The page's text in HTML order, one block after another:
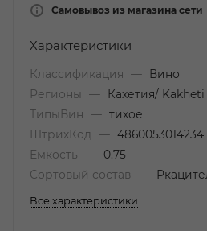
Самовывоз из магазина сети
Характеристики
Классификация —
Вино
Регионы
—
Кахетия/ Kakheti
ТипыВин
— тихое
ШтрихКод
— 4860053014234
Емкость
—
0.75
Сортовый состав
—
Все характеристики